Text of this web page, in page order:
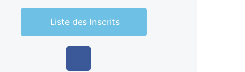
Liste des Inscrits